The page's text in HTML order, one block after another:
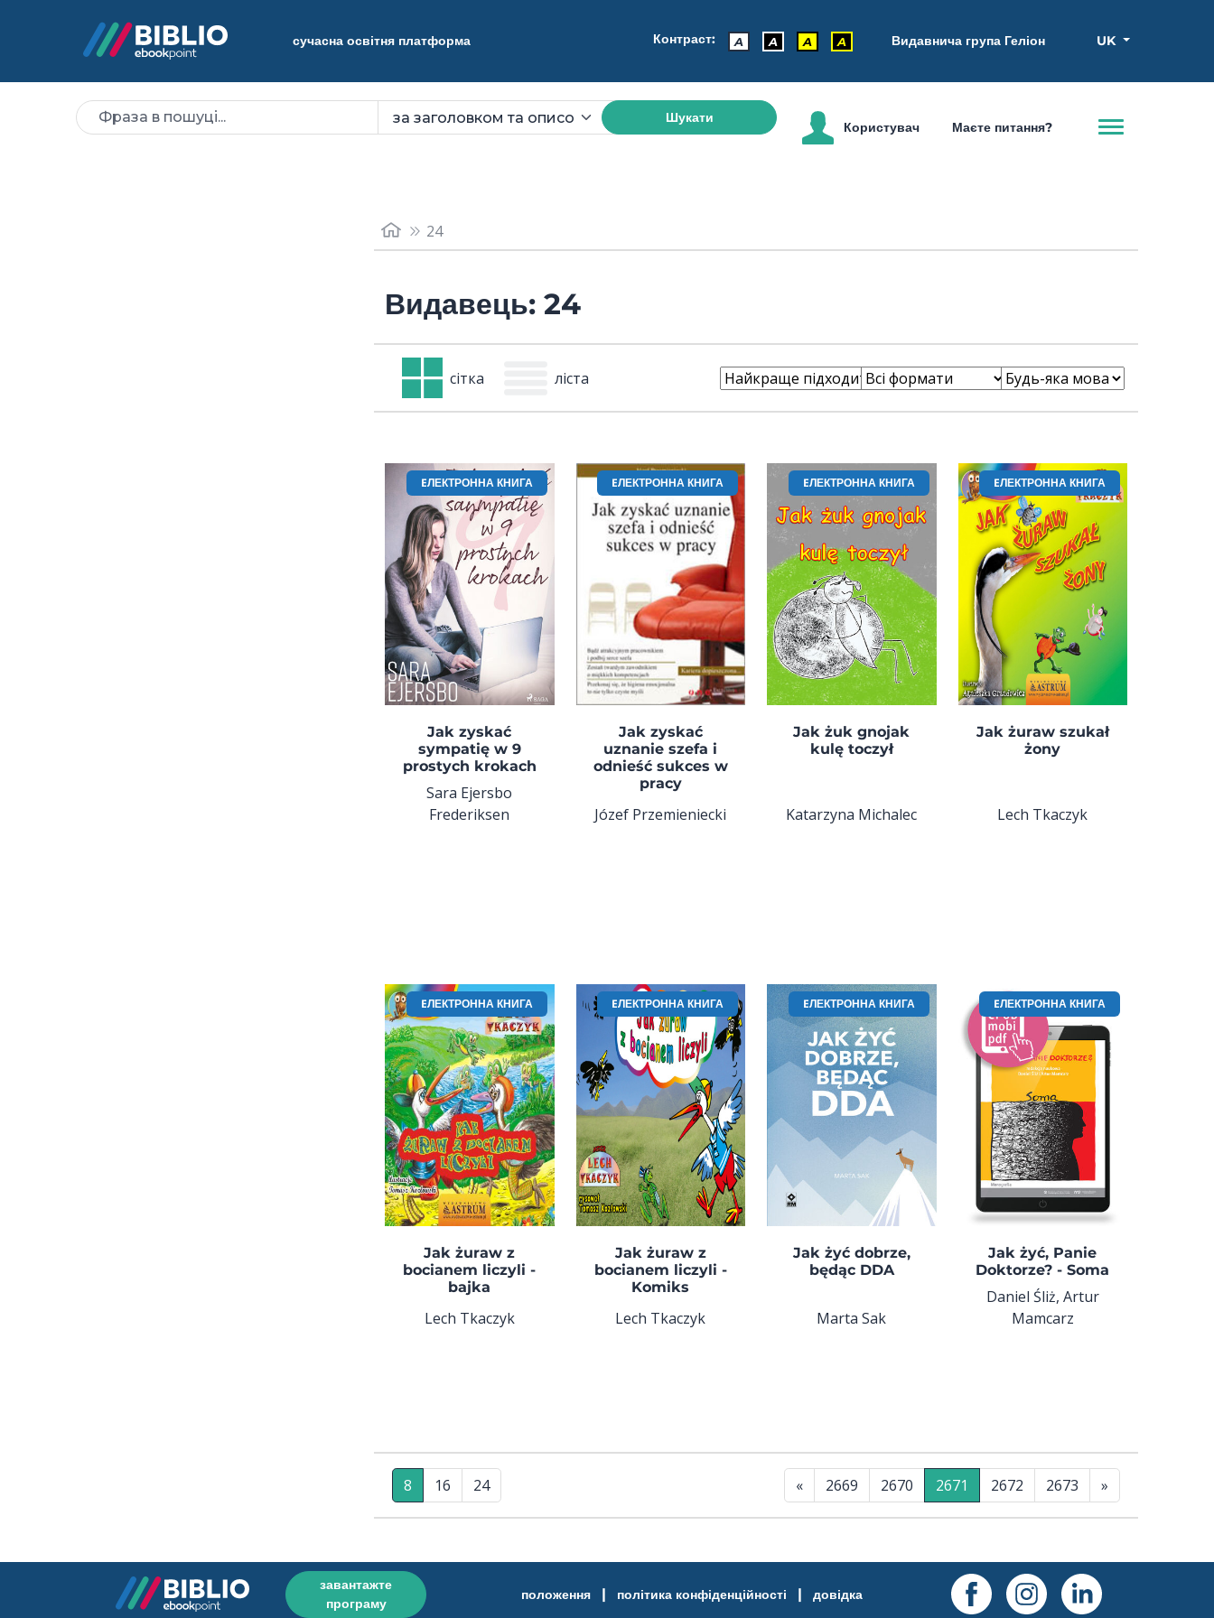
сучасна освітня платформа Контраст: A A A A Видавнича група Геліон UK
Шукати
Користувач Маєте питання?
24
Видавець: 24
сітка ліста
EЛЕКТРОННА КНИГА
Jak zyskać
sympatię w 9
prostych krokach
Sara Ejersbo
Frederiksen
EЛЕКТРОННА КНИГА
Jak zyskać
uznanie szefa i
odnieść sukces w
pracy
Józef Przemieniecki
EЛЕКТРОННА КНИГА
Jak żuk gnojak
kulę toczył
Katarzyna Michalec
EЛЕКТРОННА КНИГА
Jak żuraw szukał
żony
Lech Tkaczyk
EЛЕКТРОННА КНИГА
Jak żuraw z
bocianem liczyli -
bajka
Lech Tkaczyk
EЛЕКТРОННА КНИГА
Jak żuraw z
bocianem liczyli -
Komiks
Lech Tkaczyk
EЛЕКТРОННА КНИГА
Jak żyć dobrze,
będąc DDA
Marta Sak
EЛЕКТРОННА КНИГА
Jak żyć, Panie
Doktorze? - Soma
Daniel Śliż, Artur
Mamcarz
8 16 24 « 2669 2670 2671 2672 2673 »
завантажте
програму
положення | політика конфіденційності | довідка